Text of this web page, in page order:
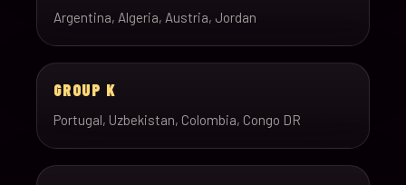
Argentina, Algeria, Austria, Jordan
GROUP K
Portugal, Uzbekistan, Colombia, Congo DR